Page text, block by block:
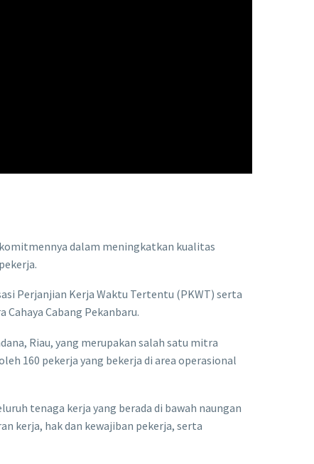
dalam meningkatkan kualitas
Perjanjian Kerja Waktu Tertentu (PKWT) serta
Cabang Pekanbaru.
Riau, yang merupakan salah satu mitra
160 pekerja yang bekerja di area operasional
tenaga kerja yang berada di bawah naungan
kerja, hak dan kewajiban pekerja, serta